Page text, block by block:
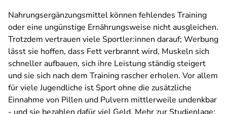
Nahrungsergänzungsmittel können fehlendes Training
oder eine ungünstige Ernährungsweise nicht ausgleichen.
Trotzdem vertrauen viele Sportler:innen darauf; Werbung
lässt sie hoffen, dass Fett verbrannt wird, Muskeln sich
schneller aufbauen, sich ihre Leistung ständig steigert
und sie sich nach dem Training rascher erholen. Vor allem
für viele Jugendliche ist Sport ohne die zusätzliche
Einnahme von Pillen und Pulvern mittlerweile undenkbar